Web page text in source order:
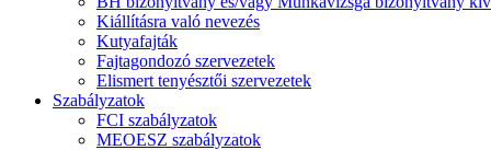
Kiállításra való nevezés
Kutyafajták
Fajtagondozó szervezetek
Elismert tenyésztői szervezetek
Szabályzatok
FCI szabályzatok
MEOESZ szabályzatok